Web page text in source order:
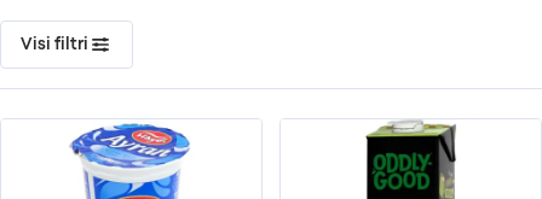
Visi filtri